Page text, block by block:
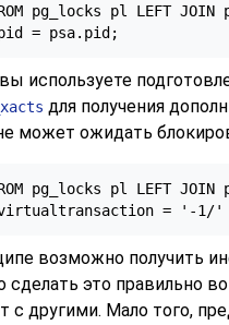
pg_locks pl LEFT
= psa.pid;
используете
для получения
может ожидать
pg_locks pl LEFT
= '-1/'
возможно получить
сделать это правильно
с другими. Мало того,